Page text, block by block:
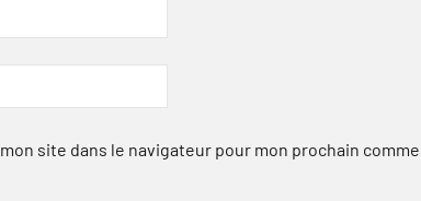
site dans le navigateur pour mon prochain